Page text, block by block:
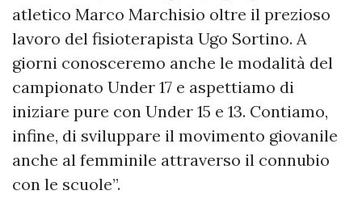
atletico Marco Marchisio oltre il prezioso
lavoro del fisioterapista Ugo Sortino. A
giorni conosceremo anche le modalità del
campionato Under 17 e aspettiamo di
iniziare pure con Under 15 e 13. Contiamo,
infine, di sviluppare il movimento giovanile
anche al femminile attraverso il connubio
con le scuole”.